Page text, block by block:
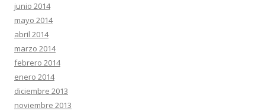
junio 2014
mayo 2014
abril 2014
marzo 2014
febrero 2014
enero 2014
diciembre 2013
noviembre 2013